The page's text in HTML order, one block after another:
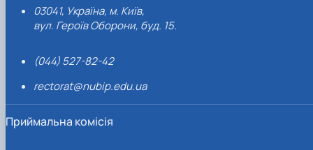
03041, Україна, м. Київ,
вул. Героїв Оборони, буд. 15.
(044) 527-82-42
rectorat@nubip.edu.ua
Приймальна комісія